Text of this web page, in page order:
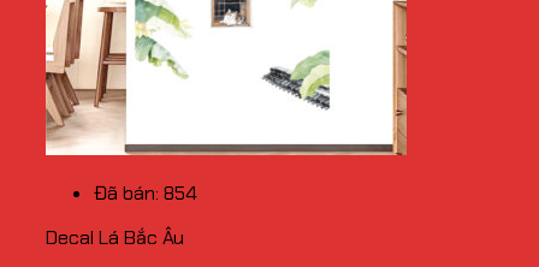
Đã bán: 854
Decal Lá Bắc Âu